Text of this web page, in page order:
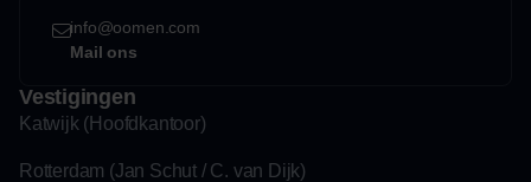
info@oomen.com
Mail ons
Vestigingen
Katwijk (Hoofdkantoor)
Rotterdam (Jan Schut / C. van Dijk)